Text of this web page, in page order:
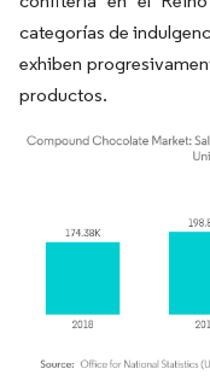
categorías de
exhiben
productos.